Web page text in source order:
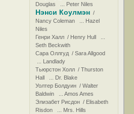
Douglas ... Peter Niles
Нэнси Коулмэн /
Nancy Coleman ... Hazel
Niles
Генри Халл / Henry Hull ...
Seth Beckwith
Сара Оллгуд / Sara Allgood
... Landlady
Тьюрстон Холл / Thurston
Hall ... Dr. Blake
Уолтер Болдуин / Walter
Baldwin ... Amos Ames
Элизабет Рисдон / Elisabeth
Risdon ... Mrs. Hills